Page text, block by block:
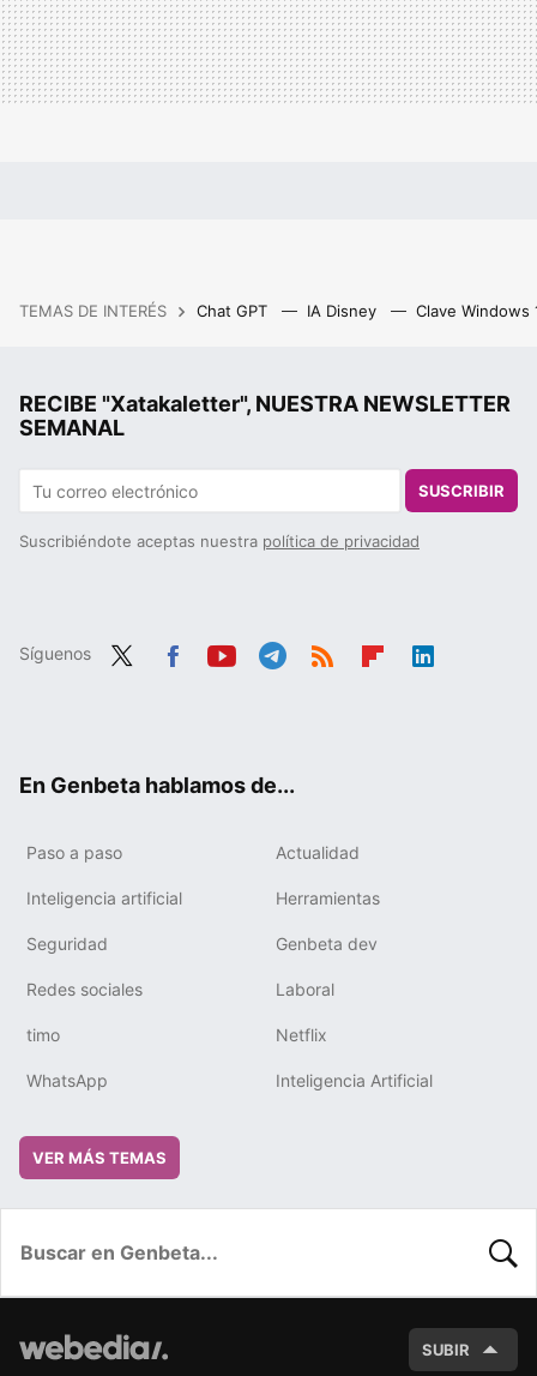
TEMAS DE INTERÉS Chat GPT IA Disney Clave Windows
RECIBE "Xatakaletter", NUESTRA NEWSLETTER
SEMANAL
SUSCRIBIR
Suscribiéndote aceptas nuestra política de privacidad
Síguenos
En Genbeta hablamos de...
Paso a paso Actualidad
Inteligencia artificial Herramientas
Seguridad Genbeta dev
Redes sociales Laboral
timo Netflix
WhatsApp Inteligencia Artificial
VER MÁS TEMAS
SUBIR